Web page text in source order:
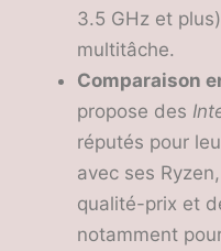
3.5 GHz et
multitâche.
Comparaison
propose des
réputés pour
avec ses
qualité-prix et
notamment